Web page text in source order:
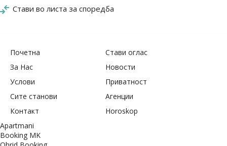
Стави во листа за споредба
Почетна
Стави оглас
За Нас
Новости
Услови
Приватност
Сите станови
Агенции
Контакт
Horoskop
Apartmani
Booking MK